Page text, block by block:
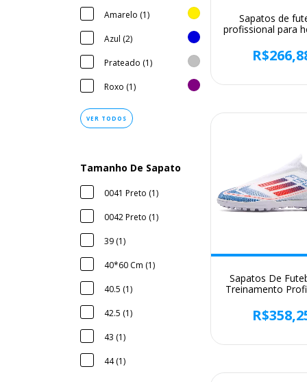
Amarelo (1)
Azul (2)
Prateado (1)
Roxo (1)
VER TODOS
Tamanho De Sapato
0041 Preto (1)
0042 Preto (1)
39 (1)
40*60 Cm (1)
40.5 (1)
42.5 (1)
43 (1)
44 (1)
Sapatos de
profissional para
meninos,
antiderrapante,
confortáveis,
Sapatos De
Treinamento
Interiores,
Campo Rápido,
Qualidade,